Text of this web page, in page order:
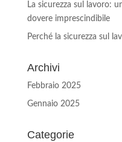
La sicurezza sul lavoro:
dovere imprescindibile
Perché la sicurezza sul
Archivi
Febbraio 2025
Gennaio 2025
Categorie